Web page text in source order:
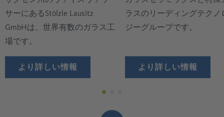
サーにあるStölzle Lausitz
GmbHは、世界有数のガラス工
場です。
より詳しい情報
ラスのリーディングテクノ
ジーグループです。
より詳しい情報